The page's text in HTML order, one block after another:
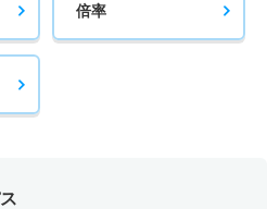
倍率